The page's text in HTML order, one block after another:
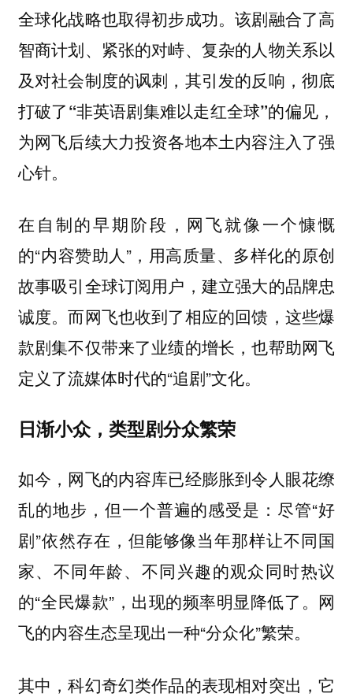
全球化战略也取得初步成功。该剧融合了高
智商计划、紧张的对峙、复杂的人物关系以
及对社会制度的讽刺， 其引发的反响，彻底
打破了“非英语剧集难以走红全球”的偏见，
为网飞后续大力投资各地本土内容注入了强
心针。
在自制的早期阶段，网飞就像一个慷慨
的“内容赞助人”，用高质量、多样化的原创
故事吸引全球订阅用户，建立强大的品牌忠
诚度。而网飞也收到了相应的回馈，这些爆
款剧集不仅带来了业绩的增长，也帮助网飞
定义了流媒体时代的“追剧”文化。
日渐小众，类型剧分众繁荣
如今，网飞的内容库已经膨胀到令人眼花缭
乱的地步，但一个普遍的感受是：尽管“好
剧”依然存在，但能够像当年那样让不同国
家、不同年龄、不同兴趣的观众同时热议
的“全民爆款”，出现的频率明显降低了。网
飞的内容生态呈现出一种“分众化”繁荣。
其中，科幻奇幻类作品的表现相对突出，它